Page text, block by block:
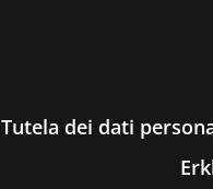
Tutela dei dati